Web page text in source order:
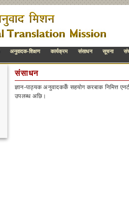
अनुवादक-शिक्षण कार्यक्रम संसाधन सूचना
संसाधन
ज्ञान-पाठ्यक अनुवादककेँ सहयोग करबाक निमित्त
उपलब्ध अछि।